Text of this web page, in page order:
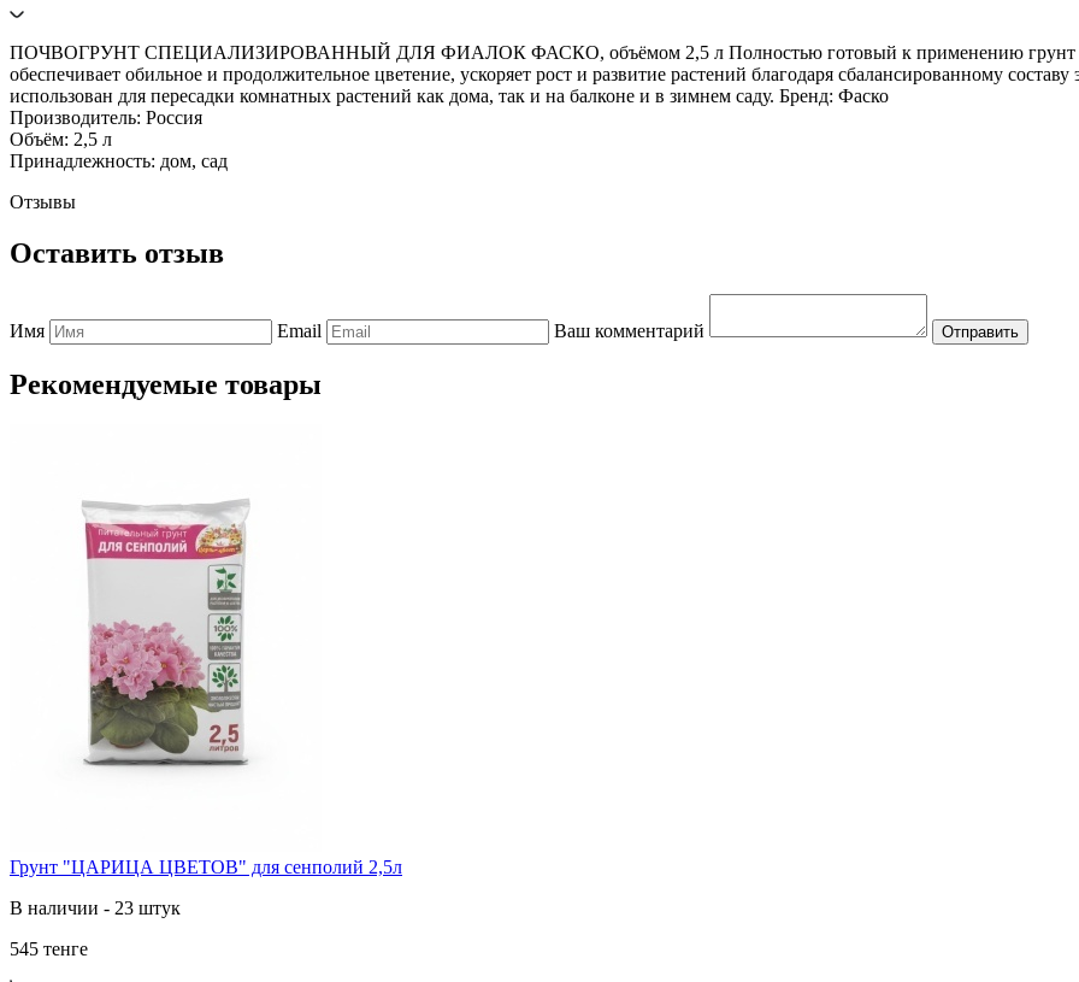
ПОЧВОГРУНТ СПЕЦИАЛИЗИРОВАННЫЙ ДЛЯ ФИАЛОК ФАСКО, объёмом 2,5 л Полностью готовый к применению грунт для
обеспечивает обильное и продолжительное цветение, ускоряет рост и развитие растений благодаря сбалансированному
использован для пересадки комнатных растений как дома, так и на балконе и в зимнем саду. Бренд: Фаско
Производитель: Россия
Объём: 2,5 л
Принадлежность: дом, сад
Отзывы
Оставить отзыв
Имя Email Ваш комментарий Отправить
Рекомендуемые товары
Грунт "ЦАРИЦА ЦВЕТОВ" для сенполий 2,5л
В наличии - 23 штук
545 тенге